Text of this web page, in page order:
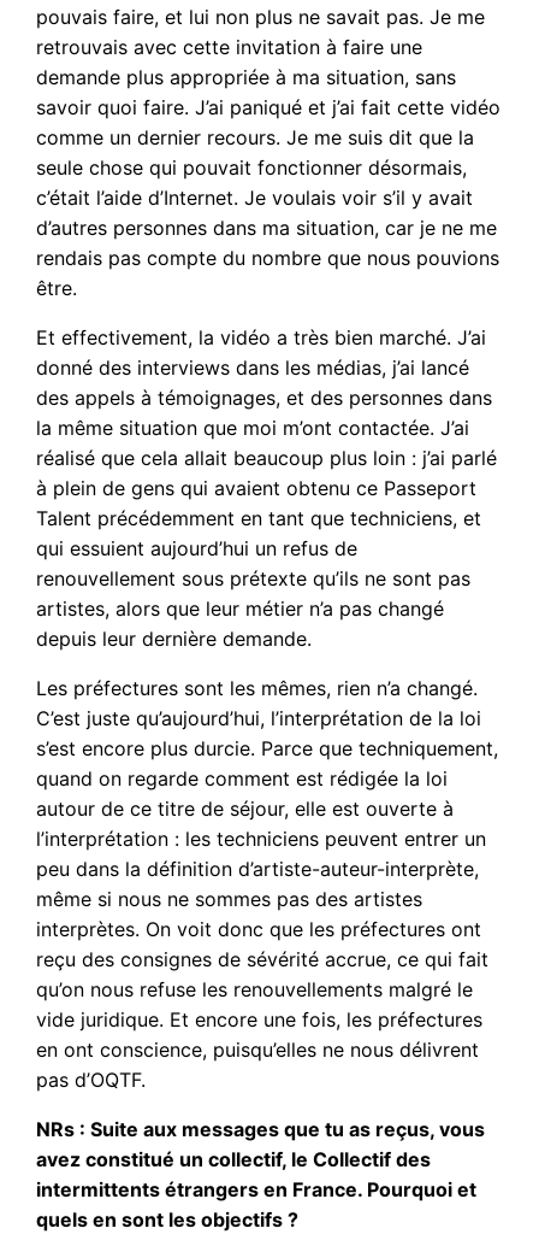
pouvais faire, et lui non plus ne savait pas. Je me
retrouvais avec cette invitation à faire une
demande plus appropriée à ma situation, sans
savoir quoi faire. J’ai paniqué et j’ai fait cette vidéo
comme un dernier recours. Je me suis dit que la
seule chose qui pouvait fonctionner désormais,
c’était l’aide d’Internet. Je voulais voir s’il y avait
d’autres personnes dans ma situation, car je ne me
rendais pas compte du nombre que nous pouvions
être.
Et effectivement, la vidéo a très bien marché. J’ai
donné des interviews dans les médias, j’ai lancé
des appels à témoignages, et des personnes dans
la même situation que moi m’ont contactée. J’ai
réalisé que cela allait beaucoup plus loin : j’ai parlé
à plein de gens qui avaient obtenu ce Passeport
Talent précédemment en tant que techniciens, et
qui essuient aujourd’hui un refus de
renouvellement sous prétexte qu’ils ne sont pas
artistes, alors que leur métier n’a pas changé
depuis leur dernière demande.
Les préfectures sont les mêmes, rien n’a changé.
C’est juste qu’aujourd’hui, l’interprétation de la loi
s’est encore plus durcie. Parce que techniquement,
quand on regarde comment est rédigée la loi
autour de ce titre de séjour, elle est ouverte à
l’interprétation : les techniciens peuvent entrer un
peu dans la définition d’artiste-auteur-interprète,
même si nous ne sommes pas des artistes
interprètes. On voit donc que les préfectures ont
reçu des consignes de sévérité accrue, ce qui fait
qu’on nous refuse les renouvellements malgré le
vide juridique. Et encore une fois, les préfectures
en ont conscience, puisqu’elles ne nous délivrent
pas d’OQTF.
NRs : Suite aux messages que tu as reçus, vous
avez constitué un collectif, le Collectif des
intermittents étrangers en France. Pourquoi et
quels en sont les objectifs ?